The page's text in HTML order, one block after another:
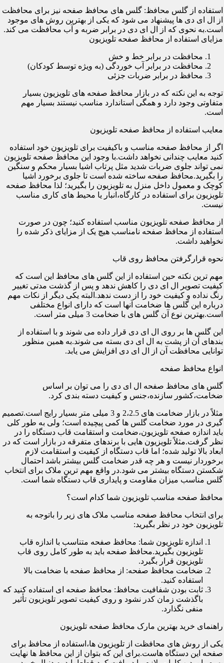
استفاده از گلس محافظ: گلس های محافظ صفحه نیز برای محافظت
از ال ای دی ها پیشنهاد می شود که یکی از بهترین روش های موجود
است.به نحوی که از ال ای دی در برابر ضربه و آب محافظت می کند.
مزایای استفاده از محافظ صفحه تلویزیون
محافظت در برابر خط و خش
محافظت در برابر آب خوردگی (به ویژه توسط کودکان)
محافظ در برابر ضربات جزئی
توجه به این نکته که در بازار محافظ صفحه های تلویزیون بسیار
متفاوتی وجود دارد و همگی استاندارد مناسب نیستند بسیار مهم
است.
معایب استفاده از محافظ صفحه تلویزیون
اگر از محافظ صفحه مناسب و باکیفیت برای تلویزیون خود استفاده
کنید معایب چندانی نخواهد داشت.با وجود این محافظ صفحه تلویزیون
نمی تواند جلوی ضربات شدید مثل پرتاب اشیا بسیار محکم و سنگین
را بگیرید.محافظ صفحه ساخته شده است تا جلوی برخورد اشیا
کوچک و معمول داخل منزل به تلویزیون را بگیرید؛ لذا محافظ صفحه
تلویزیون برای استفاده در کارگاه،انبار یا محیط های کاری مناسب
نیست.
از محافظ صفحه تلویزیون مناسب استفاده کنید؛ چون در صورت
استفاده از محافظ صفحه نامناسب هیچ یک از مزایای ذکر شده را
نخواهید داشت.
نحوه قرارگرفتن محافظ روی قاب
مهم ترین نکته حین استفاده از این گلس های محافظ این است که
کیفیت تصویر ال ای دی را کاهش ندهد و پس از گذشت مدتی تغییر
رنگ نداده و کیفیت خود را از دست ندهد.البته یکی دیگر از نکات مهم
درباره این گلس ها ضخامت آنها است که دارای انواع مختلفی
است.بهترین نوع آن گلس های با ضخامت 3 میلی متر است.
این گلس ها بر روی ال ای دی قرار داده می شوند و با استفاده از
بندهای آن از پشت به ال ای دی بسته می شوند.به همین منظور
توانایی محافظت آن از ال ای دی افزایش می یابد.
انواع محافظ صفحه
گلس های محافظ صفحه ال ای دی را می توان بر اساس
ضخامت،کشور سازنده،جنس و کیفیت دسته بندی کرد.
مثلاً در بازار ضخامت های 2،2.5 و 3 میلی متر بسیار رایج است.تصمیم
گیری در مورد ضخامت گلس ها کمی پیچیده است؛ ولی به طور کلی
باید اندازه صفحه تلویزیون،ضخامت و استقامت قاب دستگاه را در
نظر گرفت.مثلاً تلویزیون هایی با برندهای متفرقه در بازار است که در
ابعاد بالا تولید شده؛ اما قاب دستگاه از کیفیت و استقامت لازم
برخوردار نیست و هر چه قدر ضخامت گلس بیشتر باشد احتمال
شکستن دستگاه بیشتر می شود.در واقع مهم ترین ملاک برای انتخاب
گلس مناسب میزان مقاومت و پایداری قاب دستگاه شما است.
محافظ صفحه مناسب تلویزیون شما کدام است؟
برای انتخاب محافظ صفحه مناسب ملاک های زیر را باتوجه به
تلویزیون خود در نظر بگیرید:
اندازه تلویزیون شما: محافظ صفحه متناسب با اندازه قاب
تلویزیون بگیرید.محافظ صفحه باید به طور کامل روی قاب
تلویزیون قرار بگیرد.
ضخامت محافظ صفحه: از محافظ صفحه با ضخامت بالا
استفاده کنید.
ثابت بودن شفافیت محافظ: محافظ صفحه ای استفاده کنید که
باگذشت زمان کدر نشود و روی کیفیت تصویر تلویزیون تأثیر
منفی نگذارد.
راهنمای خرید بهترین مارک محافظ صفحه تلویزیون
یکی از روش های محافظت از تلویزیون ها،استفاده از محافظ برای
صفحه این دستگاه هاست.برای این که بتوان از این محافظ ها نهایت